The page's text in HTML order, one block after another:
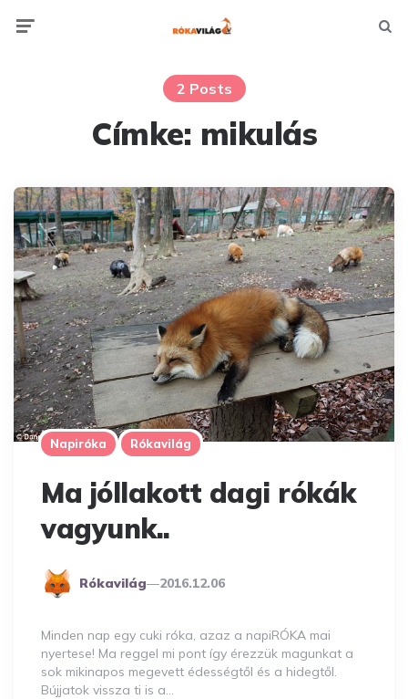
2 Posts
Címke: mikulás
Napiróka Rókavilág
Ma jóllakott dagi rókák
vagyunk..
Posted
Rókavilág 2016.12.06
Minden nap egy cuki róka, azaz a napiRÓKA mai
nyertese! Ma reggel mi pont így érezzük magunkat a
sok mikinapos megevett édességtől és a hidegtől.
Bújjatok vissza ti is a…